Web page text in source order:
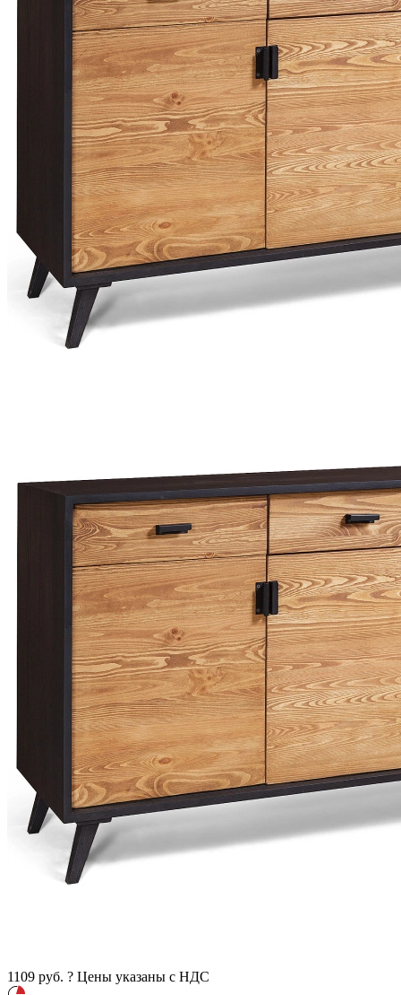
1109 руб. ? Цены указаны с НДС